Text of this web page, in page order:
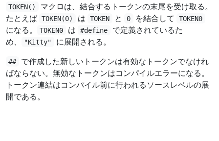
TOKEN()
マクロは、結合するトークンの末尾を受け取る。
たとえば TOKEN(0) は TOKEN と 0 を結合して TOKEN0
になる。 TOKEN0 は #define
で定義されているた
め、
"Kitty" に展開される。
##
で作成した新しいトークンは有効なトークンでなけれ
ばならない。無効なトークンはコンパイルエラーになる。
トークン連結はコンパイル前に行われるソースレベルの展
開である。